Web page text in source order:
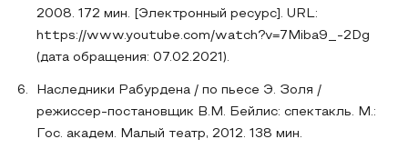
2008. 172 мин. [Электронный ресурс]. URL:
https://www.youtube.com/watch?v=7Miba9_-2Dg
(дата обращения: 07.02.2021).
Наследники Рабурдена / по пьесе Э. Золя /
режиссер-постановщик В.М. Бейлис: спектакль. М.:
Гос. академ. Малый театр, 2012. 138 мин.